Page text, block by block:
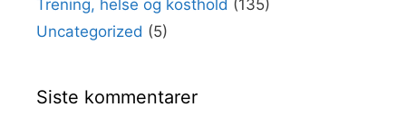
Trening, helse og kosthold (135)
Uncategorized (5)
Siste kommentarer